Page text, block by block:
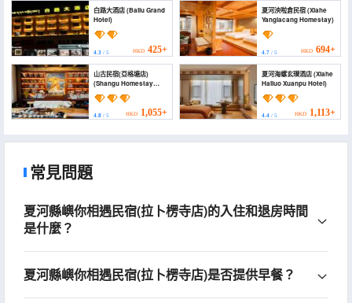
白路大酒店 (Bailu Grand
Hotel)
4.3 / 5 HKD 425+
夏河泱啦倉民宿 (Xiahe
Yanglacang Homestay)
4.7/ 5 HKD 694+
山古民宿(亞格塘店)
(Shangu Homestay
(Yagetang Branch))
4.8 / 5 HKD 1,055+
夏河海螺玄璞酒店 (Xiahe
Hailuo Xuanpu Hotel)
4.4/ 5 HKD 1,113+
常見問題
夏河縣嶼你相遇民宿(拉卜楞寺店)的入住和退房時間
是什麼？
夏河縣嶼你相遇民宿(拉卜楞寺店)是否提供早餐？